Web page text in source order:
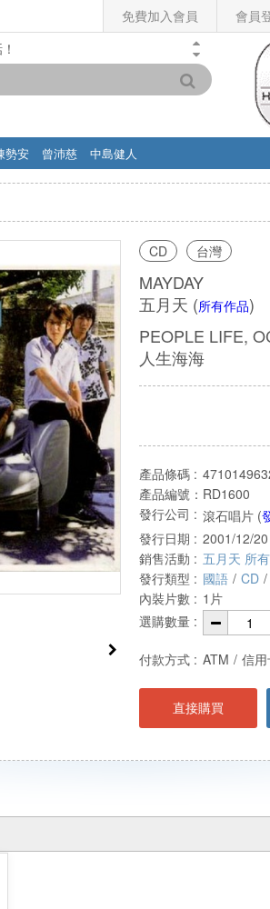
免費加入會員
會員
勢安 曾沛慈
中島健人
CD 台灣
MAYDAY
五月天 (所有作品)
PEOPLE LIFE,
人生海海
產品條碼 :
產品編號： RD1600
發行公司 : 滾石唱片 (
發行日期 : 2001/12/20
銷售活動 : 五月天 所
發行類型 : 國語 / CD /
內裝片數 : 1片
選購數量 :
付款方式 : ATM / 信
直接購買